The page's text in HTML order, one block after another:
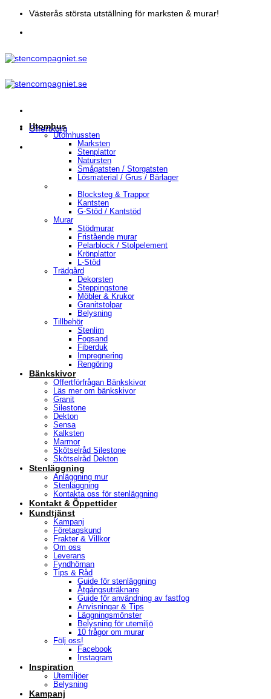
Skip
content
Västerås största utställning för marksten & murar!
Offertkorg
Utomhus
Utomhussten
Marksten
Stenplattor
Natursten
Smågatsten / Storgatsten
Lösmaterial / Grus / Bärlager
Blocksteg & Trappor
Kantsten
G-Stöd / Kantstöd
Murar
Stödmurar
Fristående murar
Pelarblock / Stolpelement
Krönplattor
L-Stöd
Trädgård
Dekorsten
Steppingstone
Möbler & Krukor
Granitstolpar
Belysning
Tillbehör
Stenlim
Fogsand
Fiberduk
Impregnering
Rengöring
Bänkskivor
Offertförfrågan Bänkskivor
Läs mer om bänkskivor
Granit
Silestone
Dekton
Sensa
Kalksten
Marmor
Skötselråd Silestone
Skötselråd Dekton
Stenläggning
Anläggning mur
Stenläggning
Kontakta oss för stenläggning
Kontakt & Öppettider
Kundtjänst
Kampanj
Företagskund
Frakter & Villkor
Om oss
Leverans
Fyndhörnan
Tips & Råd
Guide för stenläggning
Åtgångsuträknare
Guide för användning av fastfog
Anvisningar & Tips
Läggningsmönster
Belysning för utemiljö
10 frågor om murar
Följ oss!
Facebook
Instagram
Inspiration
Utemiljöer
Belysning
Kampanj